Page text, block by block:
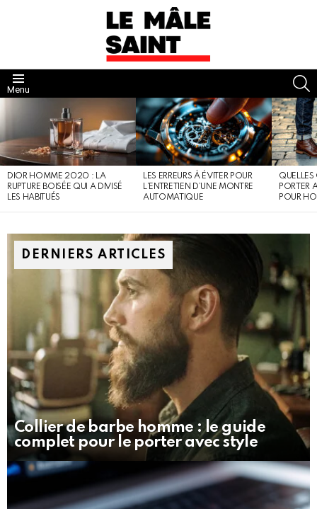
Menu
DIOR HOMME 2020 : LA
RUPTURE BOISÉE QUI A DIVISÉ
LES HABITUÉS
LES ERREURS À ÉVITER POUR
L’ENTRETIEN D’UNE MONTRE
AUTOMATIQUE
QUELLES
PORTER
POUR
DERNIERS ARTICLES
Collier de barbe homme : le guide
complet pour le porter avec style